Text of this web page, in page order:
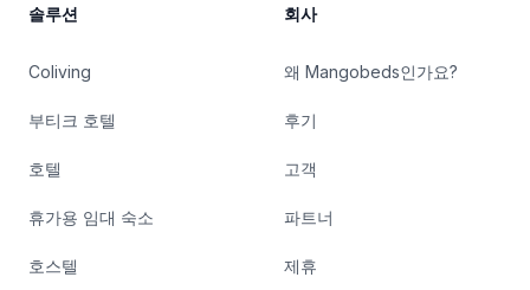
솔루션
Coliving
부티크 호텔
호텔
휴가용 임대 숙소
호스텔
회사
왜 Mangobeds인가요?
후기
고객
파트너
제휴